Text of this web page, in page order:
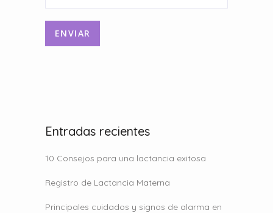
Entradas recientes
10 Consejos para una lactancia exitosa
Registro de Lactancia Materna
Principales cuidados y signos de alarma en